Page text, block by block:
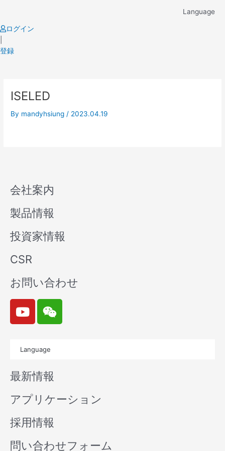
content
Language
ログイン
登録
ISELED
By mandyhsiung / 2023.04.19
会社案内
製品情報
投資家情報
CSR
お問い合わせ
Y
o
u
b
e
W
e
i
n
Language
最新情報
アプリケーション
採用情報
問い合わせフォーム